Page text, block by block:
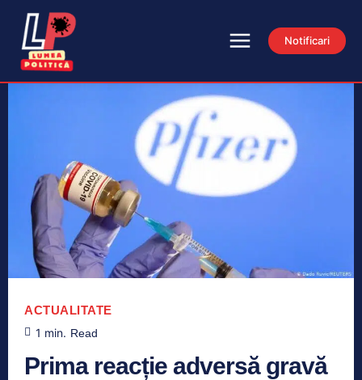
Notificari
ACTUALITATE
1 min. Read
Prima reacție adversă gravă